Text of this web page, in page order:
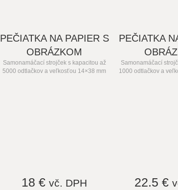
PEČIATKA NA PAPIER S
OBRÁZKOM
Samonamáčací strojček s kapacitou až
5000 odtlačkov a veľkosťou 14×38 mm
18 € vč. DPH
PEČIATKA
Samonamáčací
1000 odtlačkov a
22.5 €